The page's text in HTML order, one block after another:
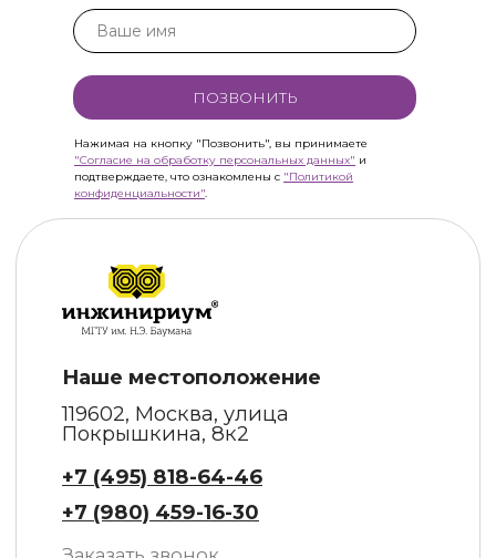
ПОЗВОНИТЬ
Нажимая на кнопку "Позвонить", вы принимаете
"Согласие на обработку персональных данных" и
подтверждаете, что ознакомлены с "Политикой
конфиденциальности"